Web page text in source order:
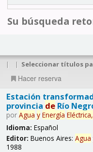
Su búsqueda
| | Seleccionar títulos
Hacer reserva
Estación
provincia deRío
por Agua y Energía Eléctrica,
Idioma: Español
Editor: Buenos Aires: Agua
1988